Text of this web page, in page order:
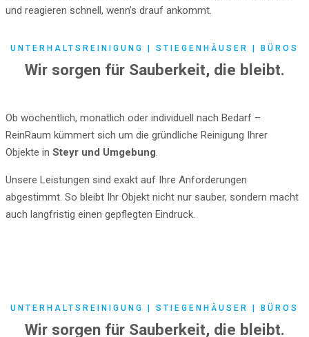
und reagieren schnell, wenn’s drauf ankommt.
UNTERHALTSREINIGUNG | STIEGENHÄUSER | BÜROS
Wir sorgen für Sauberkeit, die bleibt.
Ob wöchentlich, monatlich oder individuell nach Bedarf –
ReinRaum kümmert sich um die gründliche Reinigung Ihrer
Objekte in Steyr und Umgebung.
Unsere Leistungen sind exakt auf Ihre Anforderungen
abgestimmt. So bleibt Ihr Objekt nicht nur sauber, sondern macht
auch langfristig einen gepflegten Eindruck.
UNTERHALTSREINIGUNG | STIEGENHÄUSER | BÜROS
Wir sorgen für Sauberkeit, die bleibt.